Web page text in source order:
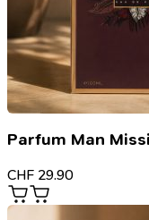
Parfum Man
CHF 29.90